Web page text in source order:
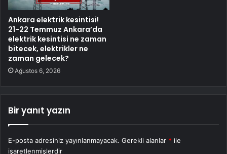
Ankara elektrik kesintisi!
21-22 Temmuz Ankara’da
elektrik kesintisi ne zaman
bitecek, elektrikler ne
zaman gelecek?
Ağustos 6, 2026
Bir yanıt yazın
E-posta adresiniz yayınlanmayacak. Gerekli alanlar * ile
işaretlenmişlerdir